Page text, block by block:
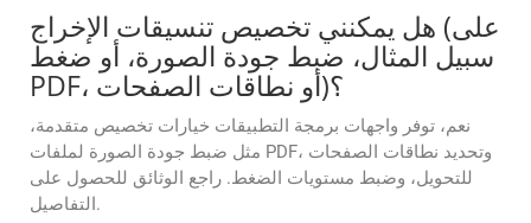
هل يمكنني تخصيص تنسيقات الإخراج (على
سبيل المثال، ضبط جودة الصورة، أو ضغط
PDF، أو نطاقات الصفحات)؟
نعم، توفر واجهات برمجة التطبيقات خيارات تخصيص متقدمة،
مثل ضبط جودة الصورة لملفات PDF، وتحديد نطاقات الصفحات
للتحويل، وضبط مستويات الضغط. راجع الوثائق للحصول على
التفاصيل.